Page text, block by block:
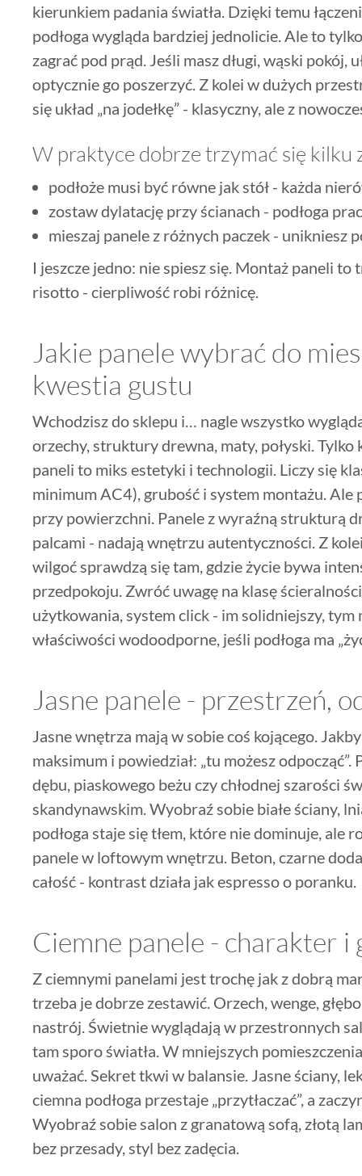
kierunkiem padania światła. Dzięki temu
podłoga wygląda bardziej jednolicie. Ale to
zagrać pod prąd. Jeśli masz długi, wąski pokój,
optycznie go poszerzyć. Z kolei w dużych
się układ „na jodełkę” - klasyczny, ale z
W praktyce dobrze trzymać się kilku
podłoże musi być równe jak stół - każda
zostaw dylatację przy ścianach - podłoga
mieszaj panele z różnych paczek - unikniesz
I jeszcze jedno: nie spiesz się. Montaż paneli
risotto - cierpliwość robi różnicę.
Jakie panele wybrać do
kwestia gustu
Wchodzisz do sklepu i… nagle wszystko
orzechy, struktury drewna, maty, połyski. Tylko
paneli to miks estetyki i technologii. Liczy się
minimum AC4), grubość i system montażu. Ale
przy powierzchni. Panele z wyraźną strukturą
palcami - nadają wnętrzu autentyczności. Z
wilgoć sprawdzą się tam, gdzie życie bywa
przedpokoju. Zwróć uwagę na klasę
użytkowania, system click - im solidniejszy,
właściwości wodoodporne, jeśli podłoga ma
Jasne panele - przestrzeń,
Jasne wnętrza mają w sobie coś kojącego.
maksimum i powiedział: „tu możesz
dębu, piaskowego beżu czy chłodnej szarości
skandynawskim. Wyobraź sobie białe ściany,
podłoga staje się tłem, które nie dominuje, ale
panele w loftowym wnętrzu. Beton, czarne
całość - kontrast działa jak espresso o poranku.
Ciemne panele - charakter i
Z ciemnymi panelami jest trochę jak z dobrą
trzeba je dobrze zestawić. Orzech, wenge,
nastrój. Świetnie wyglądają w przestronnych
tam sporo światła. W mniejszych
uważać. Sekret tkwi w balansie. Jasne ściany,
ciemna podłoga przestaje „przytłaczać”, a
Wyobraź sobie salon z granatową sofą, złotą
bez przesady, styl bez zadęcia.